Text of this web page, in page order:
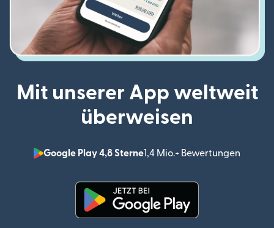
Mit unserer App weltweit
überweisen
Google Play 4,8 Sterne1,4 Mio.+ Bewertungen